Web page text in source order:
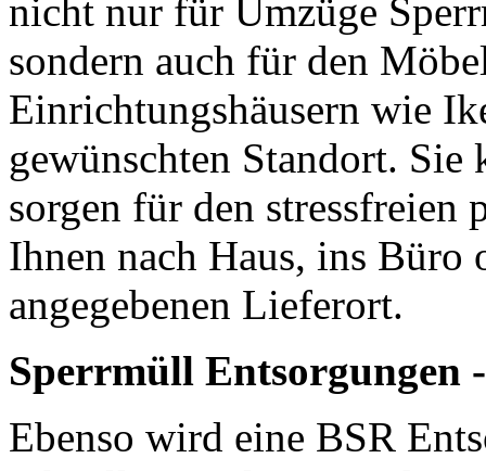
nicht nur für Umzüge
sondern auch für den
Einrichtungshäusern wie
gewünschten Standort.
sorgen für den stressfreien
Ihnen nach Haus, ins Büro
angegebenen Lieferort.
Sperrmüll Entsorgungen
Ebenso wird eine BSR